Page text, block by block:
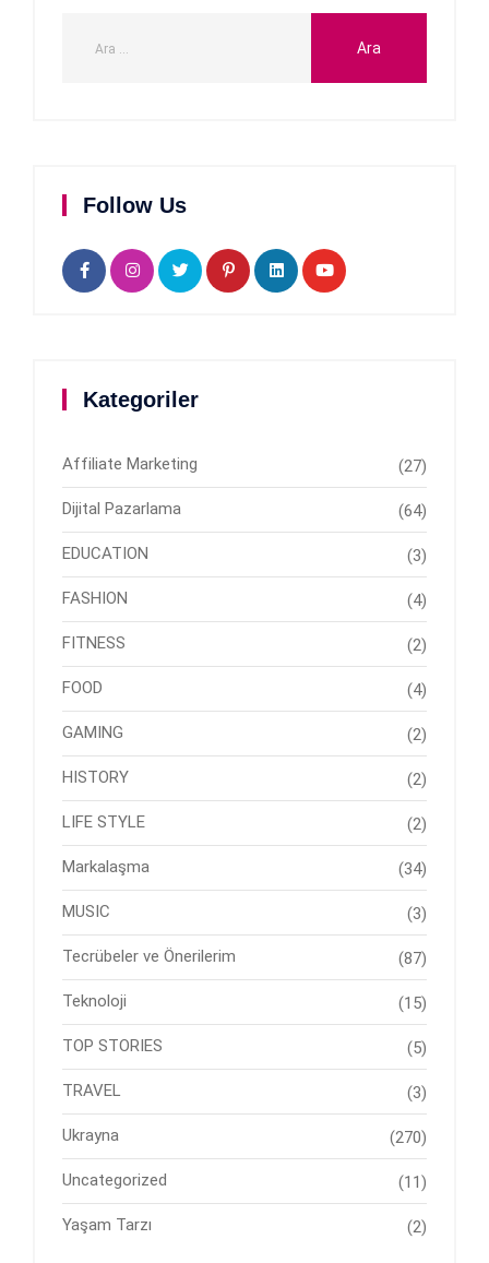
Follow Us
Kategoriler
Affiliate Marketing (27)
Dijital Pazarlama (64)
EDUCATION (3)
FASHION (4)
FITNESS (2)
FOOD (4)
GAMING (2)
HISTORY (2)
LIFE STYLE (2)
Markalaşma (34)
MUSIC (3)
Tecrübeler ve Önerilerim (87)
Teknoloji (15)
TOP STORIES (5)
TRAVEL (3)
Ukrayna (270)
Uncategorized (11)
Yaşam Tarzı (2)